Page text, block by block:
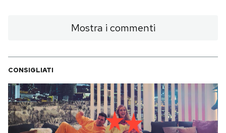
Mostra i commenti
CONSIGLIATI